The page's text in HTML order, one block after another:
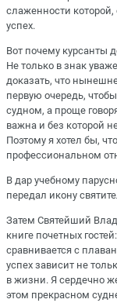
слаженности
успех.
Вот почему курсанты
Не только в знак
доказать, что
первую очередь,
судном, а проще
важна и без которой
Поэтому я хотел бы,
профессиональном
В дар учебному
передал икону
Затем Святейший
книге почетных
сравнивается с
успех зависит не
в жизни. Я сердечно
этом прекрасном